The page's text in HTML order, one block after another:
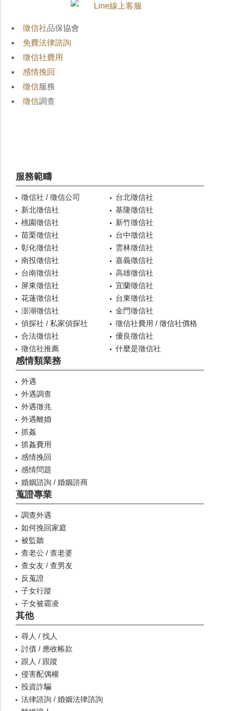
徵信社品保協會
免費法律諮詢
徵信社費用
感情挽回
徵信服務
徵信調查
服務範疇
徵信社 / 徵信公司
台北徵信社
新北徵信社
基隆徵信社
桃園徵信社
新竹徵信社
苗栗徵信社
台中徵信社
彰化徵信社
雲林徵信社
南投徵信社
嘉義徵信社
台南徵信社
高雄徵信社
屏東徵信社
宜蘭徵信社
花蓮徵信社
台東徵信社
澎湖徵信社
金門徵信社
偵探社 / 私家偵探社
徵信社費用 / 徵信社價格
合法徵信社
優良徵信社
徵信社推薦
什麼是徵信社
感情類業務
外遇
外遇調查
外遇徵兆
外遇離婚
抓姦
抓姦費用
感情挽回
感情問題
婚姻諮詢 / 婚姻諮商
蒐證專業
調查外遇
如何挽回家庭
被監聽
查老公 / 查老婆
查女友 / 查男友
反蒐證
子女行蹤
子女被霸凌
其他
尋人 / 找人
討債 / 應收帳款
跟人 / 跟蹤
侵害配偶權
投資詐騙
法律諮詢 / 婚姻法律諮詢